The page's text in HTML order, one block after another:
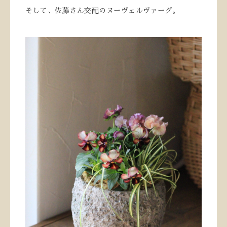
そして、佐藤さん交配のヌーヴェルヴァーグ。